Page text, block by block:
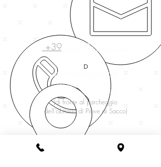
+39049.970.52.35
D
D.T. NICOLÒ SARTORI
via san Rocco, 39-41
PIOVE DI SACCO (PD)
(di fronte al parcheggio
dell'obitorio di Piove di Sacco)
servizifunebri@grupposartori.net